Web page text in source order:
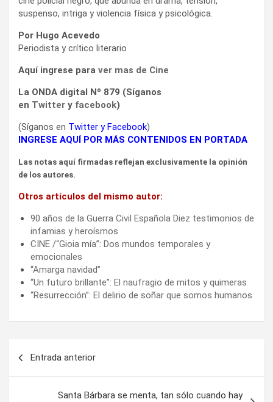
suspenso, intriga y violencia física y psicológica.
Por Hugo Acevedo
Periodista y crítico literario
Aquí ingrese para ver mas de Cine
La ONDA digital Nº 879 (Síganos
en Twitter y facebook)
(Síganos en Twitter y Facebook)
INGRESE AQUÍ POR MÁS CONTENIDOS EN PORTADA
Las notas aquí firmadas reflejan exclusivamente la opinión
de los autores.
Otros artículos del mismo autor:
90 años de la Guerra Civil Española Diez testimonios de
infamias y heroísmos
CINE /“Gioia mía”: Dos mundos temporales y
emocionales
“Amarga navidad”
“Un futuro brillante”: El naufragio de mitos y quimeras
“Resurrección”: El delirio de soñar que somos humanos
entradas
Entrada anterior
Santa Bárbara se menta, tan sólo cuando hay